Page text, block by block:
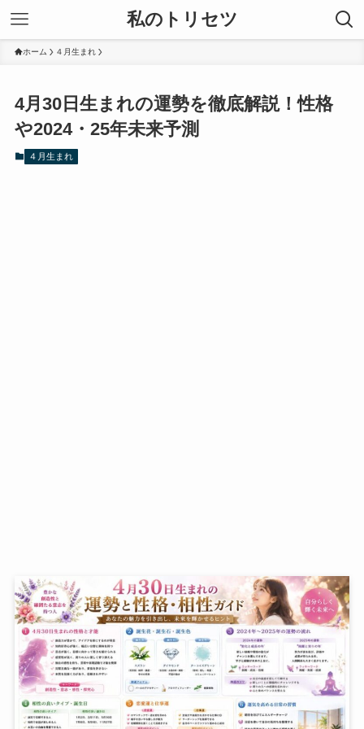
私のトリセツ
ホーム ４月生まれ
4月30日生まれの運勢を徹底解説！性格
や2024・25年未来予測
４月生まれ